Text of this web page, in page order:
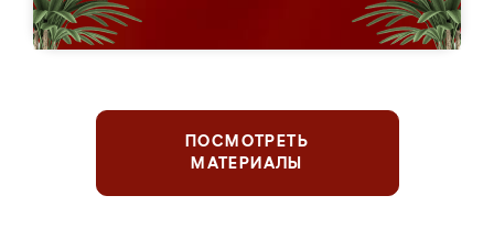
ПОСМОТРЕТЬ
МАТЕРИАЛЫ